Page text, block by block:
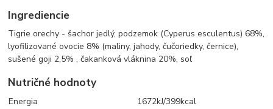
Ingrediencie
Tigrie orechy - šachor jedlý, podzemok (Cyperus esculentus) 68%,
lyofilizované ovocie 8% (maliny, jahody, čučoriedky, černice),
sušené goji 2,5% , čakanková vláknina 20%, soľ
Nutričné ​​hodnoty
Energia
1672kJ/399kcal